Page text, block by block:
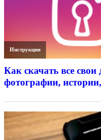
Инструкции
Как скачать все
фотографии,